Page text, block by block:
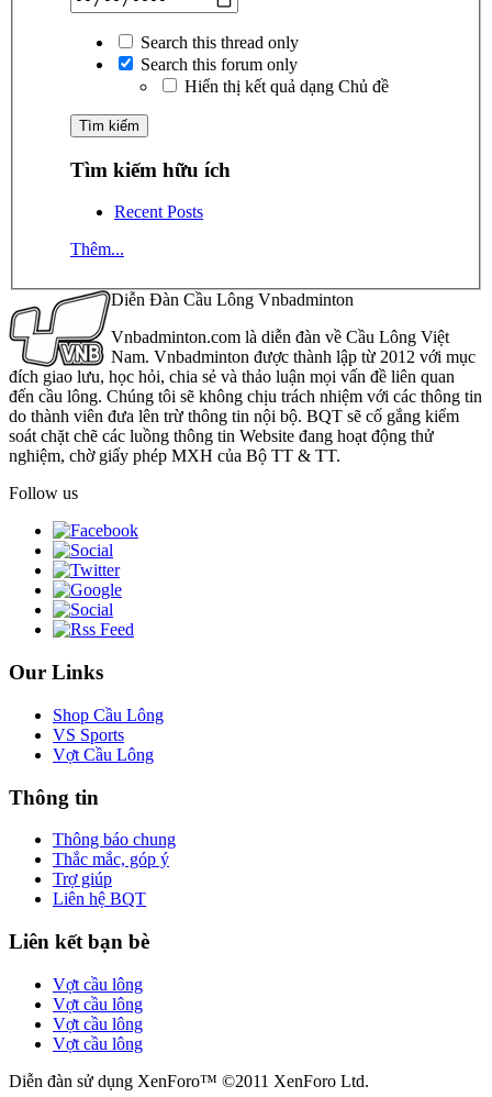
Search this thread only
Search this forum only
Hiển thị kết quả dạng Chủ đề
Tìm kiếm hữu ích
Recent Posts
Thêm...
Diễn Đàn Cầu Lông Vnbadminton
Vnbadminton.com là diễn đàn về Cầu Lông Việt
Nam. Vnbadminton được thành lập từ 2012 với mục
đích giao lưu, học hỏi, chia sẻ và thảo luận mọi vấn đề liên quan
đến cầu lông. Chúng tôi sẽ không chịu trách nhiệm với các thông tin
do thành viên đưa lên trừ thông tin nội bộ. BQT sẽ cố gắng kiểm
soát chặt chẽ các luồng thông tin Website đang hoạt động thử
nghiệm, chờ giấy phép MXH của Bộ TT & TT.
Follow us
Our Links
Shop Cầu Lông
VS Sports
Vợt Cầu Lông
Thông tin
Thông báo chung
Thắc mắc, góp ý
Trợ giúp
Liên hệ BQT
Liên kết bạn bè
Vợt cầu lông
Vợt cầu lông
Vợt cầu lông
Vợt cầu lông
Diễn đàn sử dụng XenForo™ ©2011 XenForo Ltd.